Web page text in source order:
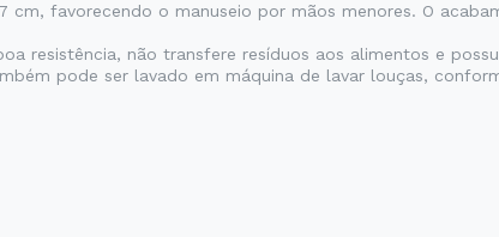
cm, favorecendo o manuseio por mãos menores. O
resistência, não transfere resíduos aos alimentos e
pode ser lavado em máquina de lavar louças,